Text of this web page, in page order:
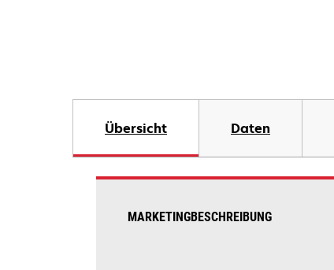
Übersicht Daten
MARKETINGBESCHREIBUNG